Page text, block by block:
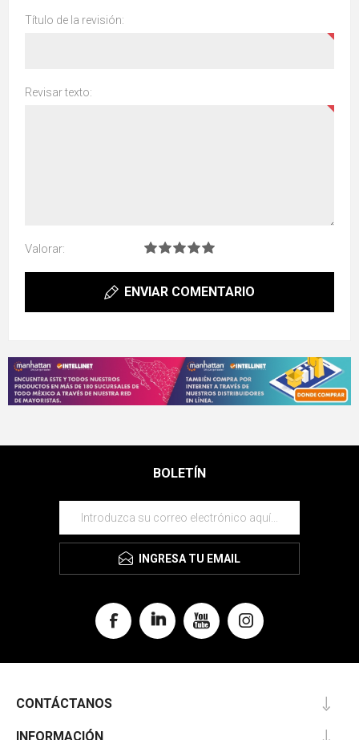
Título de la revisión:
Revisar texto:
Valorar:
ENVIAR COMENTARIO
BOLETÍN
INGRESA TU EMAIL
CONTÁCTANOS
INFORMACIÓN